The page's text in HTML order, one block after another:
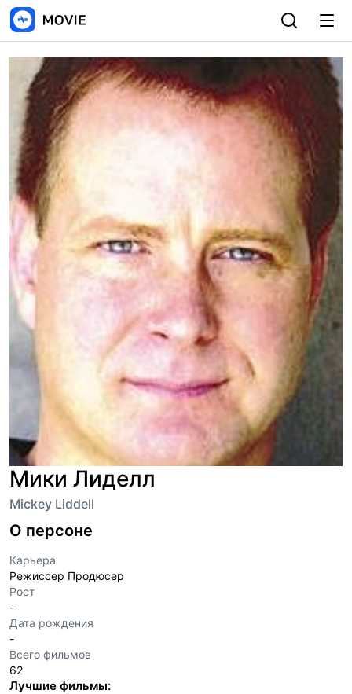
Мики Лиделл
Mickey Liddell
О персоне
Карьера
Режиссер Продюсер
Рост
-
Дата рождения
-
Всего фильмов
62
Лучшие фильмы: